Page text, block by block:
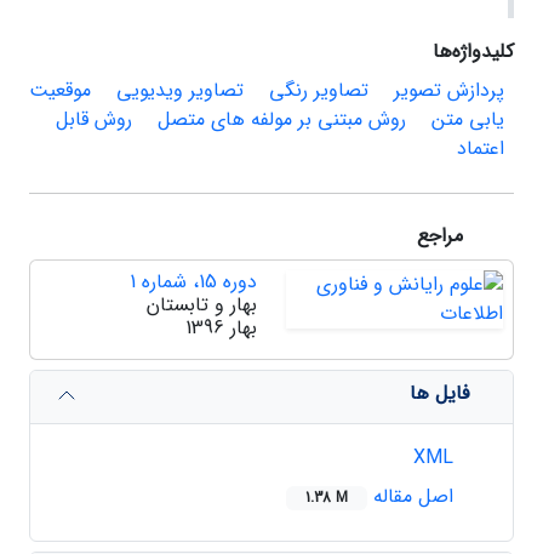
کلیدواژه‌ها
پردازش تصویر
تصاویر رنگی تصاویر ویدیویی
موقعیت
یابی متن
روش مبتنی بر مولفه های متصل
روش قابل
اعتماد
مراجع
دوره 15، شماره 1
بهار و تابستان
بهار 1396
فایل ها
اصل مقاله
1.38 M